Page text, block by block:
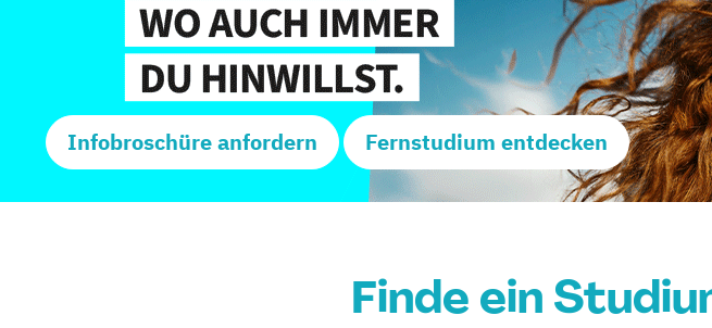
Infobroschüre anfordern Fernstudium entdecken
Finde ein